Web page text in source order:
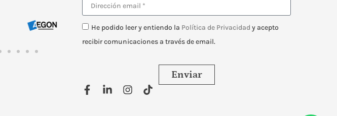
He podido leer y entiendo la Política de Privacidad y acepto
recibir comunicaciones a través de email.
Enviar